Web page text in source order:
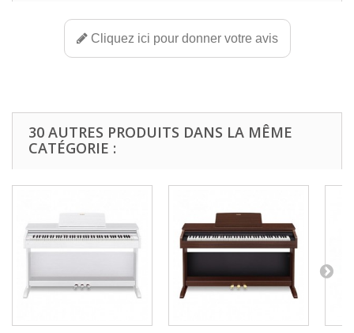
Cliquez ici pour donner votre avis
30 AUTRES PRODUITS DANS LA MÊME
CATÉGORIE :